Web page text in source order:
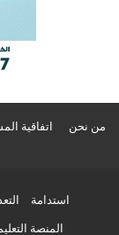
من نحن اتفاقية
استدامة
المنصة